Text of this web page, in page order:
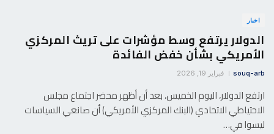
اخبار
الدولار يرتفع وسط مؤشرات على تريث المركزي
الأمريكي بشأن خفض الفائدة
souq-arb فبراير 19, 2026
ارتفع الدولار، اليوم الخميس، بعد أن ⁠أظهر محضر اجتماع مجلس
الاحتياطي الاتحادي (البنك المركزي الأمريكي) أن صانعي السياسات
ليسوا في…